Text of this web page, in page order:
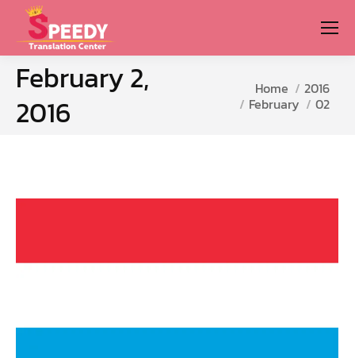
February 2,
2016
You are here:Home
2016
February
02